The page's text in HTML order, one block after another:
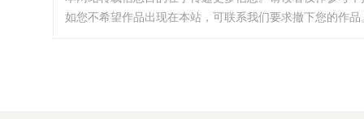
如您不希望作品出现在本站，可联系我们要求撤下您的作